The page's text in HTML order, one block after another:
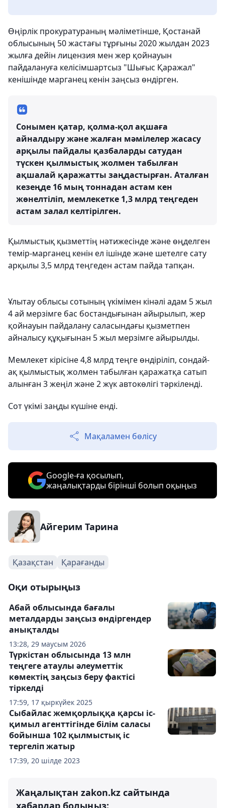
Өңірлік прокуратураның мәліметінше, Қостанай
облысының 50 жастағы тұрғыны 2020 жылдан 2023
жылға дейін лицензия мен жер қойнауын
пайдалануға келісімшартсыз "Шығыс Қаражал"
кенішінде марганец кенін заңсыз өндірген.
Сонымен қатар, қолма-қол ақшаға
айналдыру және жалған мәмілелер жасасу
арқылы пайдалы қазбаларды сатудан
түскен қылмыстық жолмен табылған
ақшалай қаражатты заңдастырған. Аталған
кезеңде 16 мың тоннадан астам кен
жөнелтіліп, мемлекетке 1,3 млрд теңгеден
астам залал келтірілген.
Қылмыстық қызметтің нәтижесінде және өңделген
темір-марганец кенін ел ішінде және шетелге сату
арқылы 3,5 млрд теңгеден астам пайда тапқан.
Ұлытау облысы сотының үкімімен кінәлі адам 5 жыл
4 ай мерзімге бас бостандығынан айырылып, жер
қойнауын пайдалану саласындағы қызметпен
айналысу құқығынан 5 жыл мерзімге айырылды.
Мемлекет кірісіне 4,8 млрд теңге өндіріліп, сондай-
ақ қылмыстық жолмен табылған қаражатқа сатып
алынған 3 жеңіл және 2 жүк автокөлігі тәркіленді.
Сот үкімі заңды күшіне енді.
Мақаламен бөлісу
Google-ға қосылып,
жаңалықтарды бірінші болып оқыңыз
Айгерим Тарина
Қазақстан Қарағанды
Оқи отырыңыз
13:28, 29 маусым 2026
Абай облысында бағалы
металдарды заңсыз өндіргендер
анықталды
17:59, 17 қыркүйек 2025
Түркістан облысында 13 млн
теңгеге атаулы әлеуметтік
көмектің заңсыз беру фактісі
тіркелді
17:39, 20 шілде 2023
Сыбайлас жемқорлыққа қарсы іс-
қимыл агенттігінде білім саласы
бойынша 102 қылмыстық іс
тергеліп жатыр
Жаңалықтан zakon.kz сайтында
хабардар болыңыз: